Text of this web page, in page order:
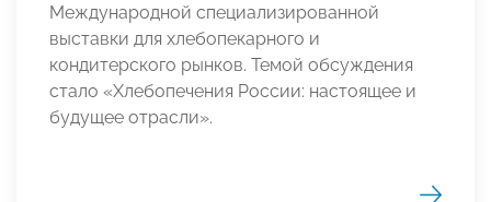
Международной специализированной
выставки для хлебопекарного и
кондитерского рынков. Темой обсуждения
стало «Хлебопечения России: настоящее и
будущее отрасли».